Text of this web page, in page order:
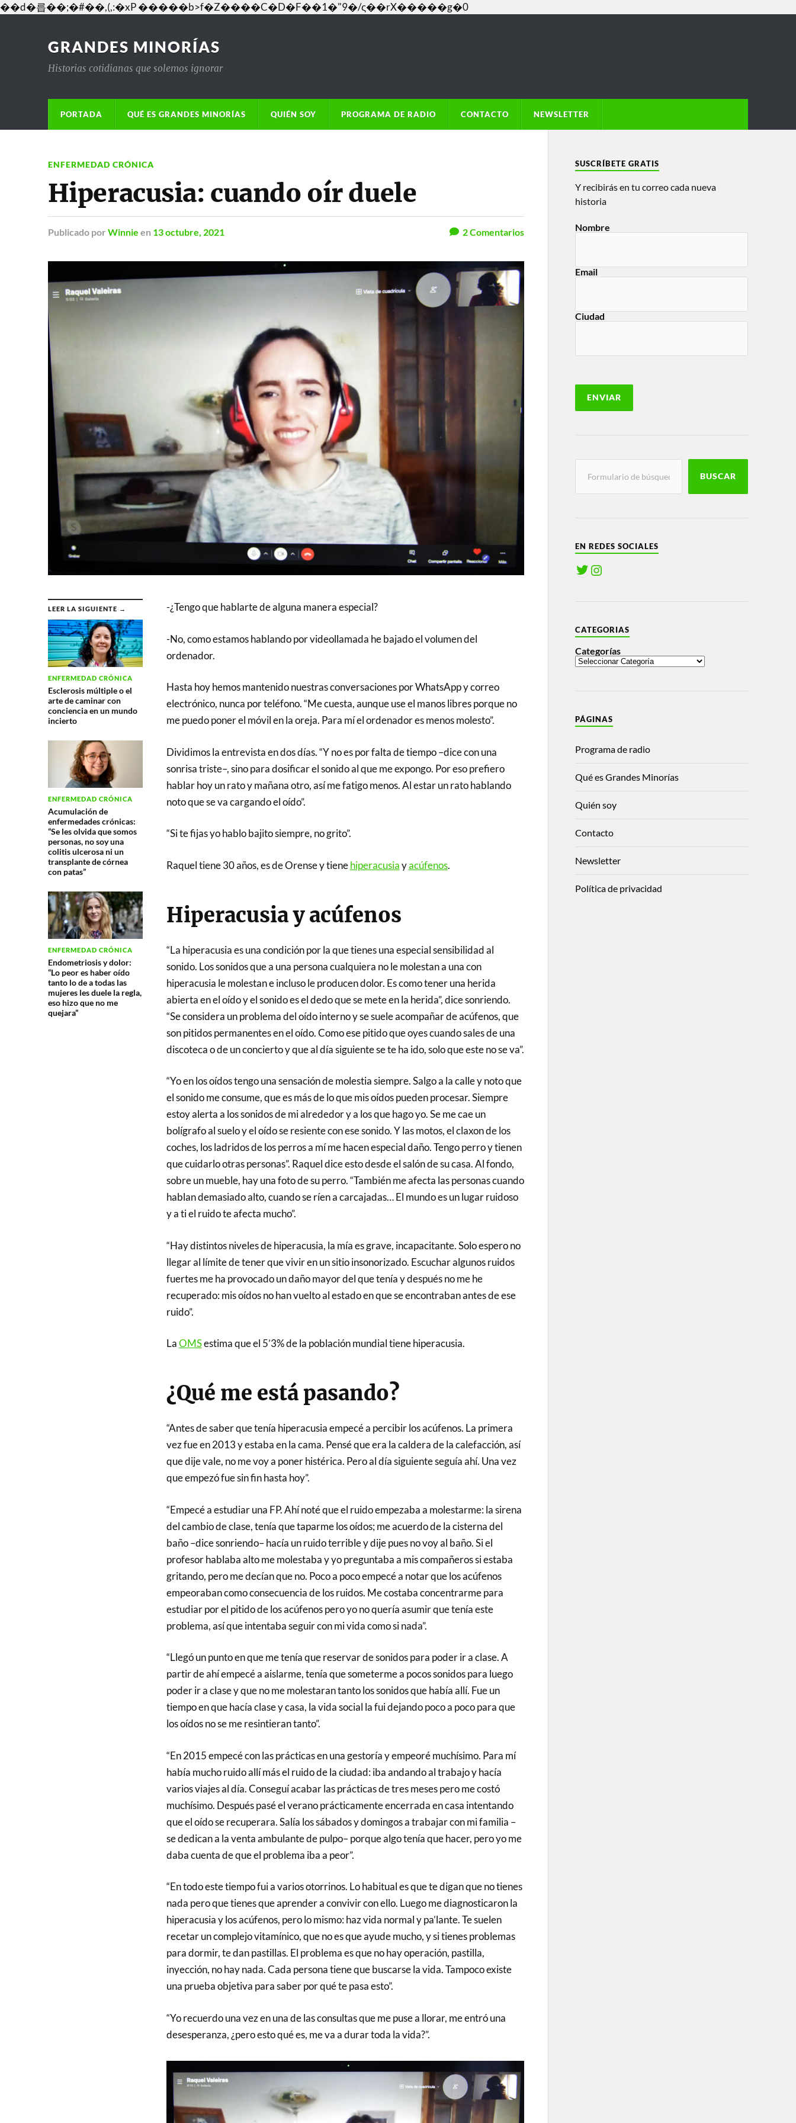
��d�릅��;�#��,(,:�xP �����b>f�Z����C�D�F��1�"9�/ς��rX�����g�0
GRANDES MINORÍAS
Historias cotidianas que solemos ignorar
PORTADA QUÉ ES GRANDES MINORÍAS QUIÉN SOY PROGRAMA DE RADIO CONTACTO NEWSLETTER
ENFERMEDAD CRÓNICA
Hiperacusia: cuando oír duele
Publicado por Winnie en 13 octubre, 2021 2Comentarios
LEER LA SIGUIENTE →
ENFERMEDAD CRÓNICA
Esclerosis múltiple o el
arte de caminar con
conciencia en un mundo
incierto
ENFERMEDAD CRÓNICA
Acumulación de
enfermedades crónicas:
“Se les olvida que somos
personas, no soy una
colitis ulcerosa ni un
transplante de córnea
con patas”
ENFERMEDAD CRÓNICA
Endometriosis y dolor:
“Lo peor es haber oído
tanto lo de a todas las
mujeres les duele la regla,
eso hizo que no me
quejara”
-¿Tengo que hablarte de alguna manera especial?
-No, como estamos hablando por videollamada he bajado el volumen del
ordenador.
Hasta hoy hemos mantenido nuestras conversaciones por WhatsApp y correo
electrónico, nunca por teléfono. “Me cuesta, aunque use el manos libres porque no
me puedo poner el móvil en la oreja. Para mí el ordenador es menos molesto”.
Dividimos la entrevista en dos días. “Y no es por falta de tiempo –dice con una
sonrisa triste–, sino para dosificar el sonido al que me expongo. Por eso prefiero
hablar hoy un rato y mañana otro, así me fatigo menos. Al estar un rato hablando
noto que se va cargando el oído”.
“Si te fijas yo hablo bajito siempre, no grito”.
Raquel tiene 30 años, es de Orense y tienehiperacusiayacúfenos.
Hiperacusia y acúfenos
“La hiperacusia es una condición por la que tienes una especial sensibilidad al
sonido. Los sonidos que a una persona cualquiera no le molestan a una con
hiperacusia le molestan e incluso le producen dolor. Es como tener una herida
abierta en el oído y el sonido es el dedo que se mete en la herida”, dice sonriendo.
“Se considera un problema del oído interno y se suele acompañar de acúfenos, que
son pitidos permanentes en el oído. Como ese pitido que oyes cuando sales de una
discoteca o de un concierto y que al día siguiente se te ha ido, solo que este no se va”.
“Yo en los oídos tengo una sensación de molestia siempre. Salgo a la calle y noto que
el sonido me consume, que es más de lo que mis oídos pueden procesar. Siempre
estoy alerta a los sonidos de mi alrededor y a los que hago yo. Se me cae un
bolígrafo al suelo y el oído se resiente con ese sonido. Y las motos, el claxon de los
coches, los ladridos de los perros a mí me hacen especial daño. Tengo perro y tienen
que cuidarlo otras personas”. Raquel dice esto desde el salón de su casa. Al fondo,
sobre un mueble, hay una foto de su perro. “También me afecta las personas cuando
hablan demasiado alto, cuando se ríen a carcajadas… El mundo es un lugar ruidoso
y a ti el ruido te afecta mucho”.
“Hay distintos niveles de hiperacusia, la mía es grave, incapacitante. Solo espero no
llegar al límite de tener que vivir en un sitio insonorizado. Escuchar algunos ruidos
fuertes me ha provocado un daño mayor del que tenía y después no me he
recuperado: mis oídos no han vuelto al estado en que se encontraban antes de ese
ruido”.
LaOMSestima que el 5’3% de la población mundial tiene hiperacusia.
¿Qué me está pasando?
“Antes de saber que tenía hiperacusia empecé a percibir los acúfenos. La primera
vez fue en 2013 y estaba en la cama. Pensé que era la caldera de la calefacción, así
que dije vale, no me voy a poner histérica. Pero al día siguiente seguía ahí. Una vez
que empezó fue sin fin hasta hoy”.
“Empecé a estudiar una FP. Ahí noté que el ruido empezaba a molestarme: la sirena
del cambio de clase, tenía que taparme los oídos; me acuerdo de la cisterna del
baño –dice sonriendo– hacía un ruido terrible y dije pues no voy al baño. Si el
profesor hablaba alto me molestaba y yo preguntaba a mis compañeros si estaba
gritando, pero me decían que no. Poco a poco empecé a notar que los acúfenos
empeoraban como consecuencia de los ruidos. Me costaba concentrarme para
estudiar por el pitido de los acúfenos pero yo no quería asumir que tenía este
problema, así que intentaba seguir con mi vida como si nada”.
“Llegó un punto en que me tenía que reservar de sonidos para poder ir a clase. A
partir de ahí empecé a aislarme, tenía que someterme a pocos sonidos para luego
poder ir a clase y que no me molestaran tanto los sonidos que había allí. Fue un
tiempo en que hacía clase y casa, la vida social la fui dejando poco a poco para que
los oídos no se me resintieran tanto”.
“En 2015 empecé con las prácticas en una gestoría y empeoré muchísimo. Para mí
había mucho ruido allí más el ruido de la ciudad: iba andando al trabajo y hacía
varios viajes al día. Conseguí acabar las prácticas de tres meses pero me costó
muchísimo. Después pasé el verano prácticamente encerrada en casa intentando
que el oído se recuperara. Salía los sábados y domingos a trabajar con mi familia –
se dedican a la venta ambulante de pulpo– porque algo tenía que hacer, pero yo me
daba cuenta de que el problema iba a peor”.
“En todo este tiempo fui a varios otorrinos. Lo habitual es que te digan que no tienes
nada pero que tienes que aprender a convivir con ello. Luego me diagnosticaron la
hiperacusia y los acúfenos, pero lo mismo: haz vida normal y pa’lante. Te suelen
recetar un complejo vitamínico, que no es que ayude mucho, y si tienes problemas
para dormir, te dan pastillas. El problema es que no hay operación, pastilla,
inyección, no hay nada. Cada persona tiene que buscarse la vida. Tampoco existe
una prueba objetiva para saber por qué te pasa esto”.
“Yo recuerdo una vez en una de las consultas que me puse a llorar, me entró una
desesperanza, ¿pero esto qué es, me va a durar toda la vida?”.
SUSCRÍBETE GRATIS
Y recibirás en tu correo cada nueva
historia
Nombre
Email
Ciudad
BUSCAR
EN REDES SOCIALES
CATEGORIAS
Categorías
PÁGINAS
Programa de radio
Qué es Grandes Minorías
Quién soy
Contacto
Newsletter
Política de privacidad